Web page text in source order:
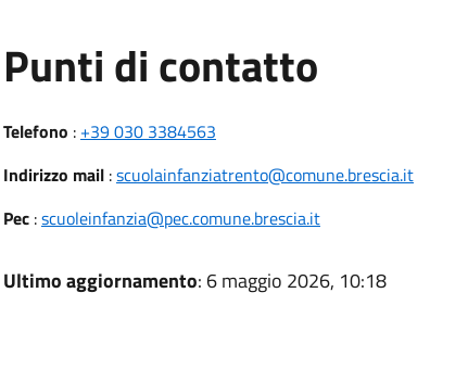
Punti di contatto
Telefono : +39 030 3384563
Indirizzo mail:scuolainfanziatrento@comune.brescia.it
Pec:scuoleinfanzia@pec.comune.brescia.it
Ultimo aggiornamento: 6 maggio 2026, 10:18